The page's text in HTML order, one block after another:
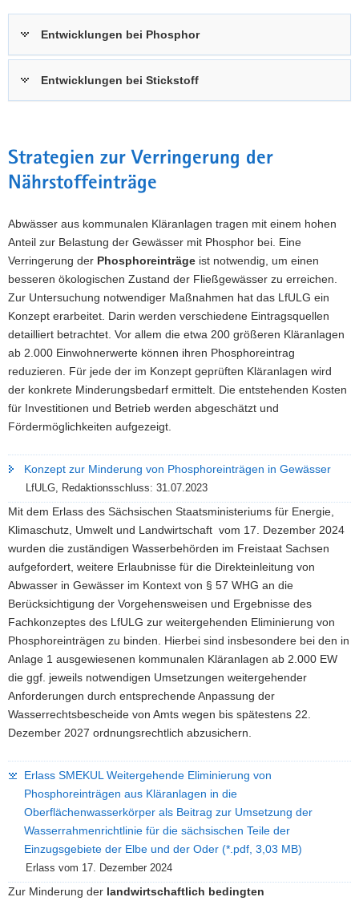
Entwicklungen bei Phosphor
Entwicklungen bei Stickstoff
Strategien zur Verringerung der
Nährstoffeinträge
Abwässer aus kommunalen Kläranlagen tragen mit einem hohen
Anteil zur Belastung der Gewässer mit Phosphor bei. Eine
Verringerung der Phosphoreinträge ist notwendig, um einen
besseren ökologischen Zustand der Fließgewässer zu erreichen.
Zur Untersuchung notwendiger Maßnahmen hat das LfULG ein
Konzept erarbeitet. Darin werden verschiedene Eintragsquellen
detailliert betrachtet. Vor allem die etwa 200 größeren Kläranlagen
ab 2.000 Einwohnerwerte können ihren Phosphoreintrag
reduzieren. Für jede der im Konzept geprüften Kläranlagen wird
der konkrete Minderungsbedarf ermittelt. Die entstehenden Kosten
für Investitionen und Betrieb werden abgeschätzt und
Fördermöglichkeiten aufgezeigt.
Konzept zur Minderung von Phosphoreinträgen in Gewässer
LfULG, Redaktionsschluss: 31.07.2023
Mit dem Erlass des Sächsischen Staatsministeriums für Energie,
Klimaschutz, Umwelt und Landwirtschaft vom 17. Dezember 2024
wurden die zuständigen Wasserbehörden im Freistaat Sachsen
aufgefordert, weitere Erlaubnisse für die Direkteinleitung von
Abwasser in Gewässer im Kontext von § 57 WHG an die
Berücksichtigung der Vorgehensweisen und Ergebnisse des
Fachkonzeptes des LfULG zur weitergehenden Eliminierung von
Phosphoreinträgen zu binden. Hierbei sind insbesondere bei den in
Anlage 1 ausgewiesenen kommunalen Kläranlagen ab 2.000 EW
die ggf. jeweils notwendigen Umsetzungen weitergehender
Anforderungen durch entsprechende Anpassung der
Wasserrechtsbescheide von Amts wegen bis spätestens 22.
Dezember 2027 ordnungsrechtlich abzusichern.
Erlass SMEKUL Weitergehende Eliminierung von
Phosphoreinträgen aus Kläranlagen in die
Oberflächenwasserkörper als Beitrag zur Umsetzung der
Wasserrahmenrichtlinie für die sächsischen Teile der
Einzugsgebiete der Elbe und der Oder (*.pdf, 3,03 MB)
Erlass vom 17. Dezember 2024
Zur Minderung der landwirtschaftlich bedingten